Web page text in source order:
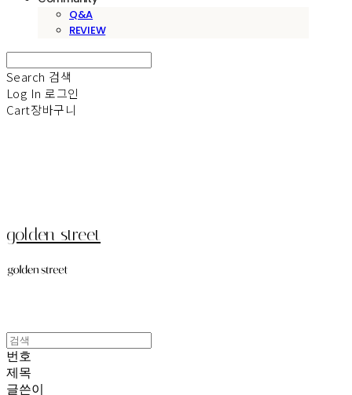
Q&A
REVIEW
Search 검색
Log In 로그인
Cart장바구니
golden street
번호
제목
글쓴이